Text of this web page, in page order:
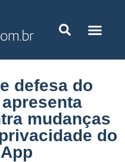
defesa do
mudanças
do